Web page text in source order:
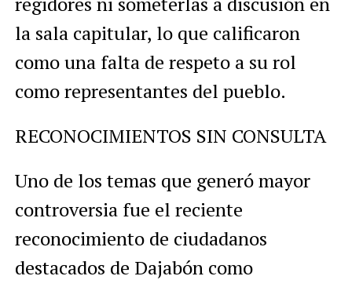
la sala capitular, lo que calificaron
como una falta de respeto a su rol
como representantes del pueblo.
RECONOCIMIENTOS SIN CONSULTA
Uno de los temas que generó mayor
controversia fue el reciente
reconocimiento de ciudadanos
destacados de Dajabón como